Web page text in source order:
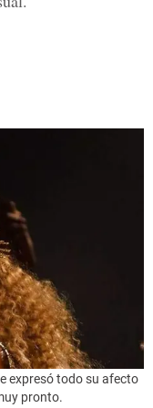
expresó todo su afecto
pronto.